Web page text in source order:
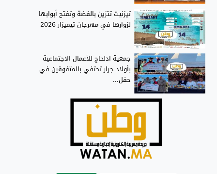
تيزنيت تتزين بالفضة وتفتح أبوابها
لزوارها في مهرجان تيميزار 2026
جمعية ادلحاج للأعمال الاجتماعية
بأولاد جرار تحتفي بالمتفوقين في
حفل...